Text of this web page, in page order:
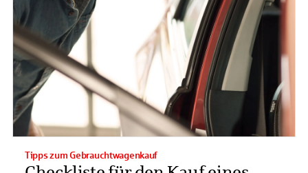
Tipps zum Gebrauchtwagenkauf